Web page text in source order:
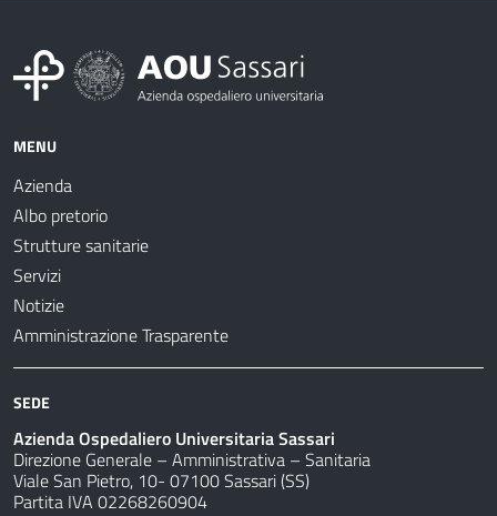
MENU
Azienda
Albo pretorio
Strutture sanitarie
Servizi
Notizie
Amministrazione Trasparente
SEDE
Azienda Ospedaliero Universitaria Sassari
Direzione Generale – Amministrativa – Sanitaria
Viale San Pietro, 10- 07100 Sassari (SS)
Partita IVA 02268260904